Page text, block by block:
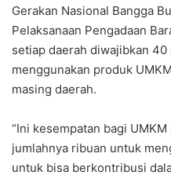
Gerakan Nasional Bangga
Pelaksanaan Pengadaan
setiap daerah diwajibkan
menggunakan produk
masing daerah.
“Ini kesempatan bagi
jumlahnya ribuan untuk
untuk bisa berkontribusi